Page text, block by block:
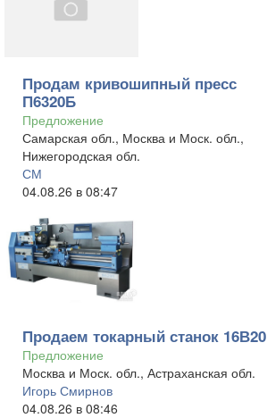
Продам кривошипный пресс
П6320Б
Предложение
Самарская обл., Москва и Моск. обл.,
Нижегородская обл.
СМ
04.08.26 в 08:47
Продаем токарный станок 16В20
Предложение
Москва и Моск. обл., Астраханская обл.
Игорь Смирнов
04.08.26 в 08:46